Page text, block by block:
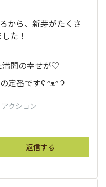
から、新芽がたくさ
た！
満開の幸せが♡
定番ですʕ⁠ ᵔ⁠ᴥ⁠ᵔ⁠ ⁠ʔ
クション
返信する